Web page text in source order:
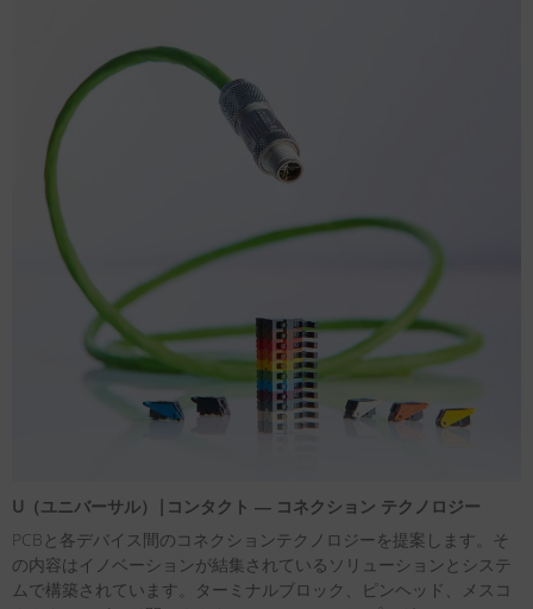
U（ユニバーサル）|コンタクト ― コネクション テクノロジー
PCBと各デバイス間のコネクションテクノロジーを提案します。そ
の内容はイノベーションが結集されているソリューションとシステ
ムで構築されています。ターミナルブロック、ピンヘッド、メスコ